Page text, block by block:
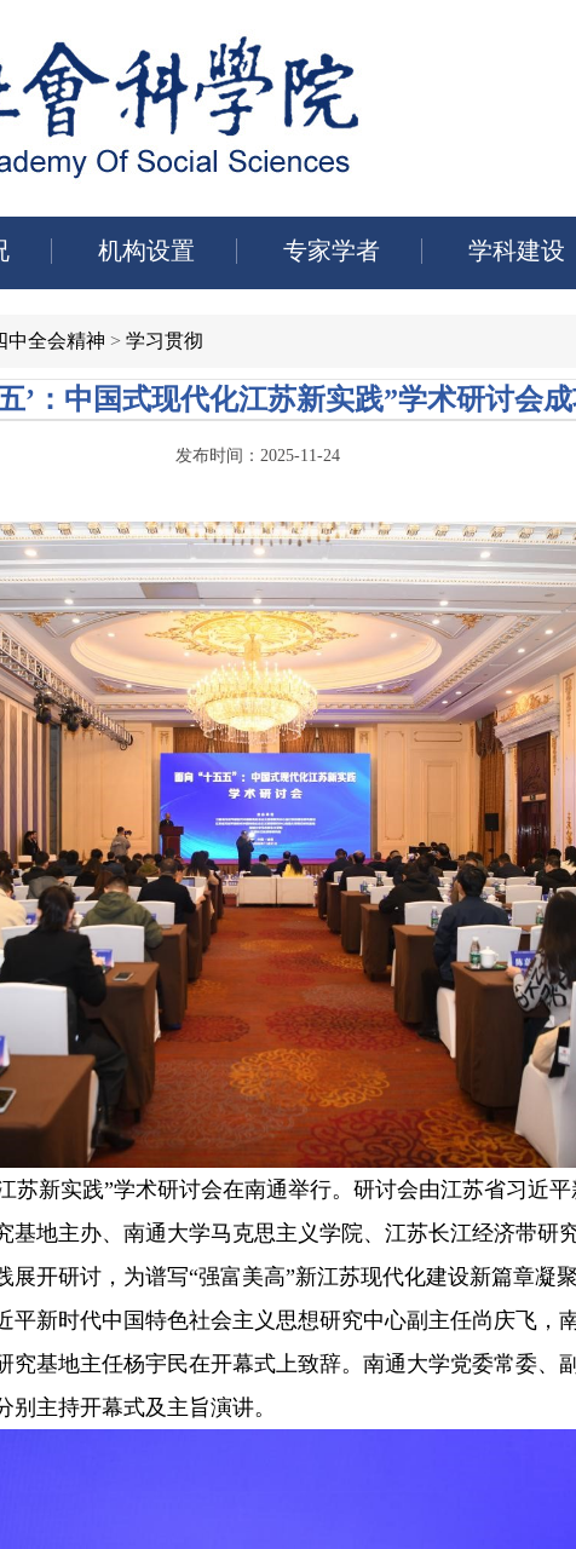
机构设置 专家学者 学科建设
中全会精神 > 学习贯彻
’：中国式现代化江苏新实践”学术研讨会
发布时间：2025-11-24
新实践”学术研讨会在南通举行。研讨会由江苏省习近
地主办、南通大学马克思主义学院、江苏长江经济带研
开研讨，为谱写“强富美高”新江苏现代化建设新篇章凝
新时代中国特色社会主义思想研究中心副主任尚庆飞，
究基地主任杨宇民在开幕式上致辞。南通大学党委常委、
主持开幕式及主旨演讲。